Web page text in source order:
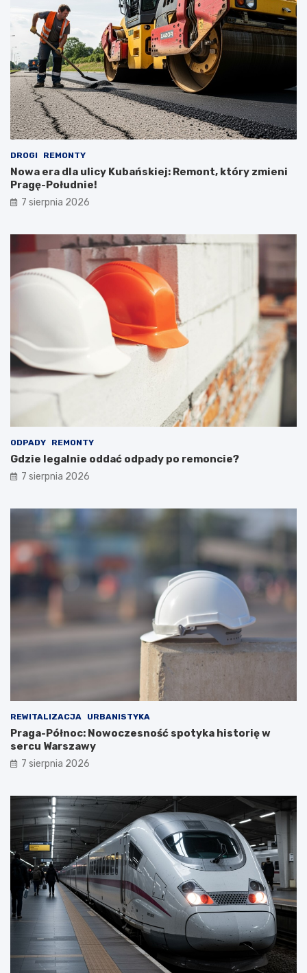
DROGI REMONTY
Nowa era dla ulicy Kubańskiej: Remont, który zmieni
Pragę-Południe!
7 sierpnia 2026
ODPADY REMONTY
Gdzie legalnie oddać odpady po remoncie?
7 sierpnia 2026
REWITALIZACJA URBANISTYKA
Praga-Północ: Nowoczesność spotyka historię w
sercu Warszawy
7 sierpnia 2026